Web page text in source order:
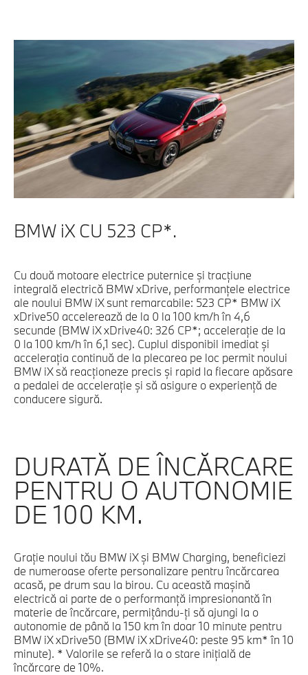
BMW iX CU 523 CP*.
Cu două motoare electrice puternice şi tracţiune
integrală electrică BMW xDrive, performanţele electrice
ale noului BMW iX sunt remarcabile: 523 CP* BMW iX
xDrive50 accelerează de la 0 la 100 km/h în 4,6
secunde (BMW iX xDrive40: 326 CP*; acceleraţie de la
0 la 100 km/h în 6,1 sec). Cuplul disponibil imediat şi
acceleraţia continuă de la plecarea pe loc permit noului
BMW iX să reacţioneze precis şi rapid la fiecare apăsare
a pedalei de acceleraţie şi să asigure o experienţă de
conducere sigură.
DURATĂ DE ÎNCĂRCARE
PENTRU O AUTONOMIE
DE 100 KM.
Graţie noului tău BMW iX şi BMW Charging, beneficiezi
de numeroase oferte personalizare pentru încărcarea
acasă, pe drum sau la birou. Cu această mașină
electrică ai parte de o performanţă impresionantă în
materie de încărcare, permiţându-ţi să ajungi la o
autonomie de până la 150 km în doar 10 minute pentru
BMW iX xDrive50 (BMW iX xDrive40: peste 95 km* în 10
minute). * Valorile se referă la o stare iniţială de
încărcare de 10%.